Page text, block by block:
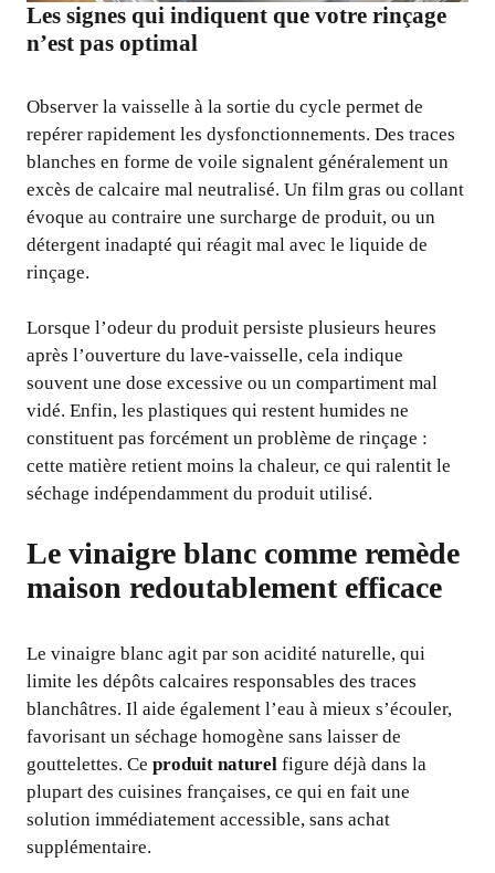
Les signes qui indiquent que votre rinçage
n’est pas optimal
Observer la vaisselle à la sortie du cycle permet de
repérer rapidement les dysfonctionnements. Des traces
blanches en forme de voile signalent généralement un
excès de calcaire mal neutralisé. Un film gras ou collant
évoque au contraire une surcharge de produit, ou un
détergent inadapté qui réagit mal avec le liquide de
rinçage.
Lorsque l’odeur du produit persiste plusieurs heures
après l’ouverture du lave-vaisselle, cela indique
souvent une dose excessive ou un compartiment mal
vidé. Enfin, les plastiques qui restent humides ne
constituent pas forcément un problème de rinçage :
cette matière retient moins la chaleur, ce qui ralentit le
séchage indépendamment du produit utilisé.
Le vinaigre blanc comme remède
maison redoutablement efficace
Le vinaigre blanc agit par son acidité naturelle, qui
limite les dépôts calcaires responsables des traces
blanchâtres. Il aide également l’eau à mieux s’écouler,
favorisant un séchage homogène sans laisser de
gouttelettes. Ce produit naturel figure déjà dans la
plupart des cuisines françaises, ce qui en fait une
solution immédiatement accessible, sans achat
supplémentaire.